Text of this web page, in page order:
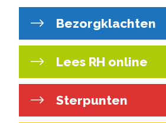
Bezorgklachten
Lees RH online
Sterpunten